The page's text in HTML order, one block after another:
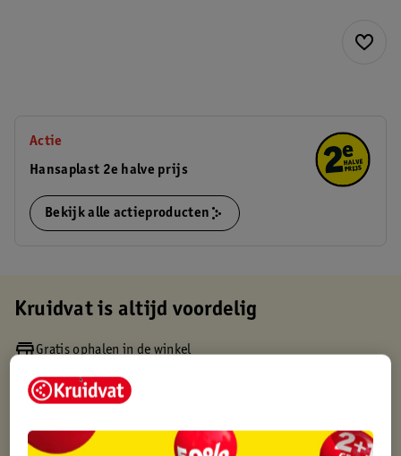
Actie
Hansaplast 2e halve prijs
Bekijk alle actieproducten
Kruidvat is altijd voordelig
Gratis ophalen in de winkel
Gratis thuisbezorgd vanaf 50.00
Gratis punten met je Kruidvat kaart